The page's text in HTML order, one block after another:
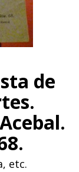
de
etc.